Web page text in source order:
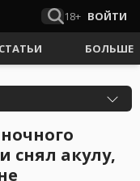
18+ ВОЙТИ
СТАТЬИ БОЛЬШЕ
снял акулу,